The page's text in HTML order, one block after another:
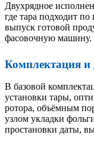
Двухрядное
где тара подходит
выпуск готовой
фасовочную машину.
Комплектация и
В базовой
установки тары,
ротора, объёмным
узлом укладки
простановки даты,